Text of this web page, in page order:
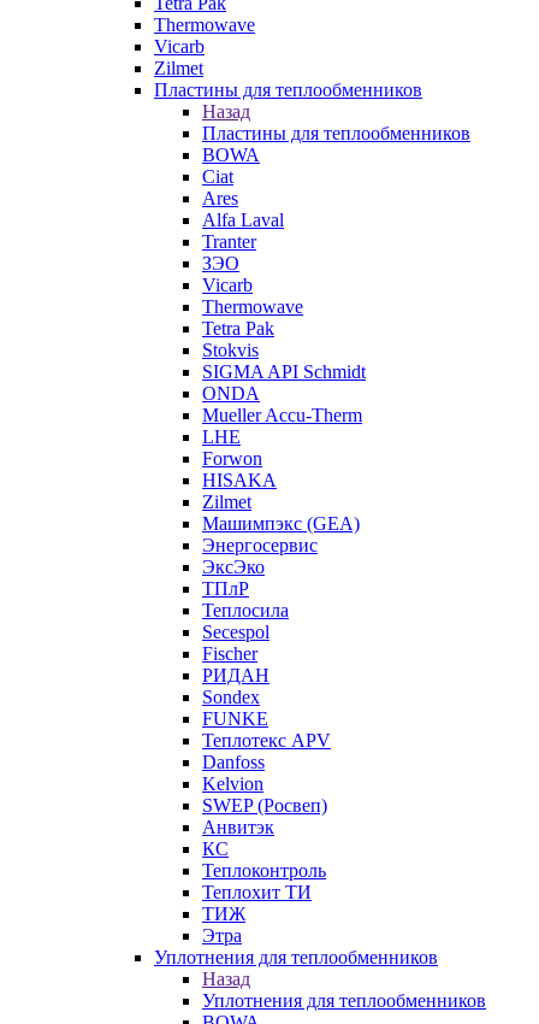
Thermowave
Vicarb
Zilmet
Пластины для теплообменников
Назад
Пластины для теплообменников
BOWA
Ciat
Ares
Alfa Laval
Tranter
ЗЭО
Vicarb
Thermowave
Tetra Pak
Stokvis
SIGMA API Schmidt
ONDA
Mueller Accu-Therm
LHE
Forwon
HISAKA
Zilmet
Машимпэкс (GEA)
Энергосервис
ЭксЭко
ТПлР
Теплосила
Secespol
Fischer
РИДАН
Sondex
FUNKE
Теплотекс APV
Danfoss
Kelvion
SWEP (Росвеп)
Анвитэк
КС
Теплоконтроль
Теплохит ТИ
ТИЖ
Этра
Уплотнения для теплообменников
Назад
Уплотнения для теплообменников